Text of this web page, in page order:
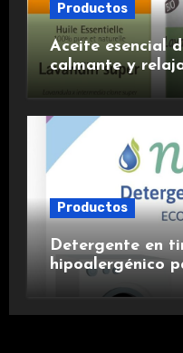
Productos
Aceite esencial
calmante y
Productos
Detergente en
hipoalergénico
suavizante
lavanda.